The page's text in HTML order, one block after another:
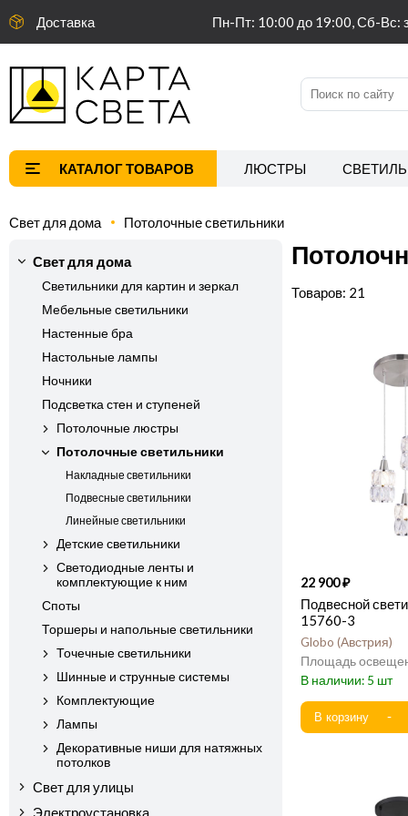
Доставка Пн-Пт: 10:00 до 19:00, Сб-Вс:
ЛЮСТРЫ
Свет для дома Потолочные светильники
Свет для дома
Светильники для картин и зеркал
Мебельные светильники
Настенные бра
Настольные лампы
Ночники
Подсветка стен и ступеней
Потолочные люстры
Потолочные светильники
Накладные светильники
Подвесные светильники
Линейные светильники
Детские светильники
Светодиодные ленты и
комплектующие к ним
Споты
Торшеры и напольные светильники
Точечные светильники
Шинные и струнные системы
Комплектующие
Лампы
Декоративные ниши для натяжных
потолков
Свет для улицы
Электроустановка
21
22 900
Подвесной
15760-3
Globo Австрия
5